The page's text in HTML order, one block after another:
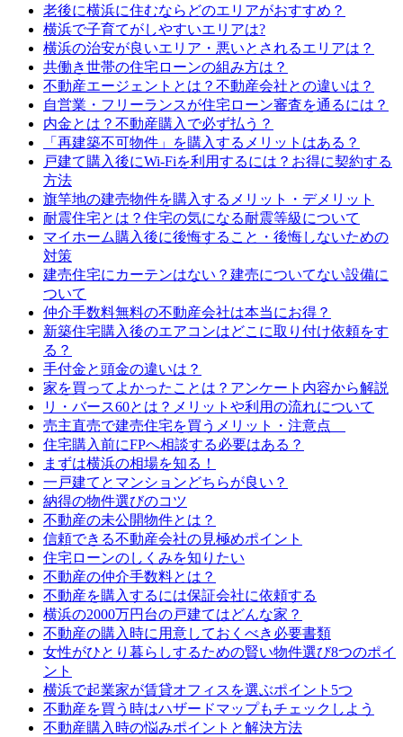
老後に横浜に住むならどのエリアがおすすめ？
横浜で子育てがしやすいエリアは?
横浜の治安が良いエリア・悪いとされるエリアは？
共働き世帯の住宅ローンの組み方は？
不動産エージェントとは？不動産会社との違いは？
自営業・フリーランスが住宅ローン審査を通るには？
内金とは？不動産購入で必ず払う？
「再建築不可物件」を購入するメリットはある？
戸建て購入後にWi-Fiを利用するには？お得に契約する
方法
旗竿地の建売物件を購入するメリット・デメリット
耐震住宅とは？住宅の気になる耐震等級について
マイホーム購入後に後悔すること・後悔しないための
対策
建売住宅にカーテンはない？建売についてない設備に
ついて
仲介手数料無料の不動産会社は本当にお得？
新築住宅購入後のエアコンはどこに取り付け依頼をす
る？
手付金と頭金の違いは？
家を買ってよかったことは？アンケート内容から解説
リ・バース60とは？メリットや利用の流れについて
売主直売で建売住宅を買うメリット・注意点
住宅購入前にFPへ相談する必要はある？
まずは横浜の相場を知る！
一戸建てとマンションどちらが良い？
納得の物件選びのコツ
不動産の未公開物件とは？
信頼できる不動産会社の見極めポイント
住宅ローンのしくみを知りたい
不動産の仲介手数料とは？
不動産を購入するには保証会社に依頼する
横浜の2000万円台の戸建てはどんな家？
不動産の購入時に用意しておくべき必要書類
女性がひとり暮らしするための賢い物件選び8つのポイ
ント
横浜で起業家が賃貸オフィスを選ぶポイント5つ
不動産を買う時はハザードマップもチェックしよう
不動産購入時の悩みポイントと解決方法